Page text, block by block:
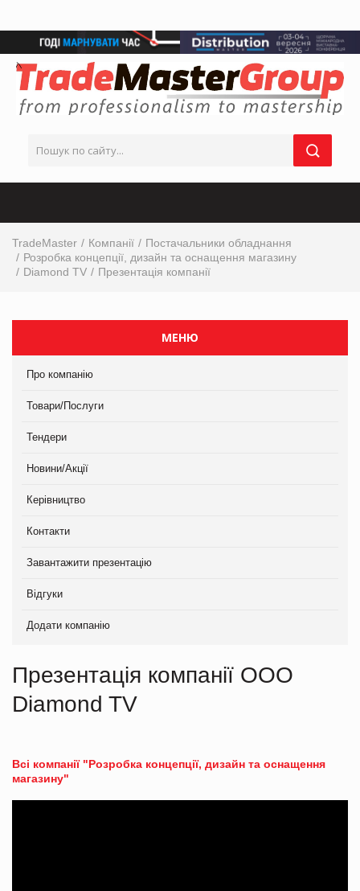
TradeMaster Компанії
Постачальники обладнання
Розробка концепції, дизайн та оснащення магазину
Diamond TV
Презентація компанії
МЕНЮ
Про компанію
Товари/Послуги
Тендери
Новини/Акції
Керівництво
Контакти
Завантажити презентацію
Відгуки
Додати компанію
Презентація компанії ООО
Diamond TV
Всі компанії "Розробка концепції, дизайн та оснащення
магазину"